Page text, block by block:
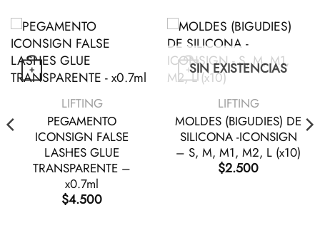
+
VISTA RÁPIDA
LIFTING
PEGAMENTO
ICONSIGN FALSE
LASHES GLUE
TRANSPARENTE –
x0.7ml
$4.500
+
VISTA RÁPIDA
SIN EXISTENCIAS
LIFTING
MOLDES (BIGUDIES) DE
SILICONA -ICONSIGN
– S, M, M1, M2, L (x10)
$2.500
página de producto